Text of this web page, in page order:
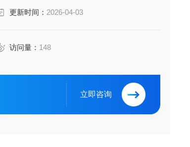
更新时间： 2026-04-03
访问量： 148
立即咨询